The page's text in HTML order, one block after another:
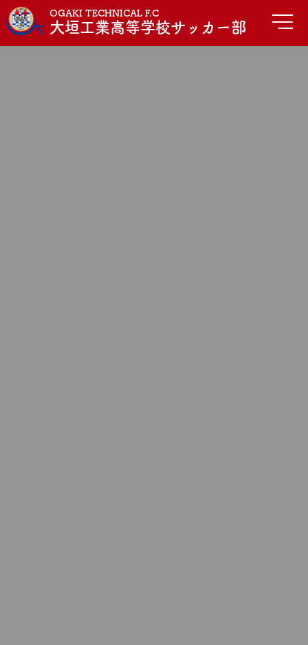
OGAKI TECHNICAL F.C
大垣工業高等学校サッカー部